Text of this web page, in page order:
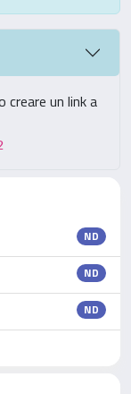
un link a
ND
ND
ND